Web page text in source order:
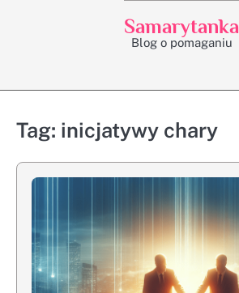
Samarytanka
Blog o pomaganiu
Tag: inicjatywy chary